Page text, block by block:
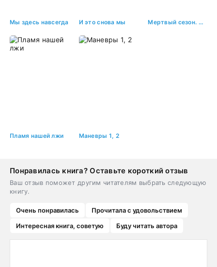
Мы здесь навсегда И это снова мы Мертвый сезон. Мертвая река
Пламя нашей лжи Маневры 1, 2
Понравилась книга? Оставьте короткий отзыв
Ваш отзыв поможет другим читателям выбрать следующую
книгу.
Очень понравилась
Прочитала с удовольствием
Интересная книга, советую
Буду читать автора